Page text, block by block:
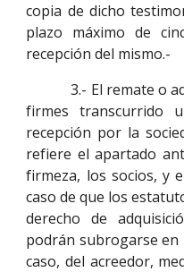
copia de dicho
plazo máximo de
recepción del mismo.-
3.- El remate o
firmes transcurrido
recepción por la
refiere el apartado
firmeza, los socios, y
caso de que los
derecho de
podrán subrogarse
caso, del acreedor,